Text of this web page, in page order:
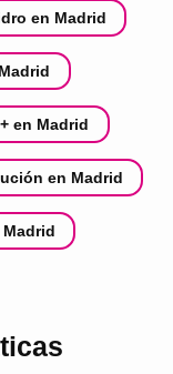
en Madrid
en Madrid
en Madrid